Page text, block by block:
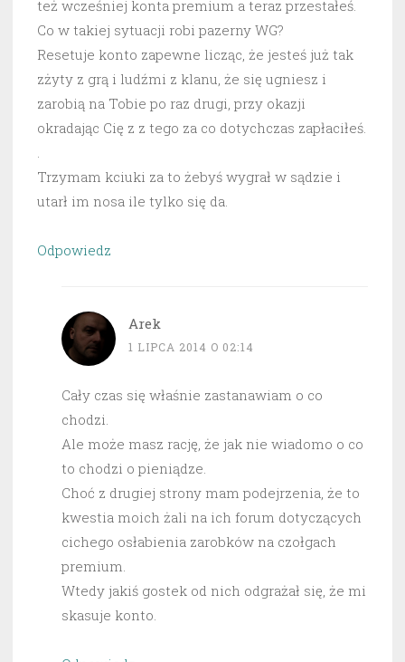
też wcześniej konta premium a teraz przestałeś.
Co w takiej sytuacji robi pazerny WG?
Resetuje konto zapewne licząc, że jesteś już tak
zżyty z grą i ludźmi z klanu, że się ugniesz i
zarobią na Tobie po raz drugi, przy okazji
okradając Cię z z tego za co dotychczas zapłaciłeś.
.
Trzymam kciuki za to żebyś wygrał w sądzie i
utarł im nosa ile tylko się da.
Odpowiedz
Arek
1 LIPCA 2014 O 02:14
Cały czas się właśnie zastanawiam o co
chodzi.
Ale może masz rację, że jak nie wiadomo o co
to chodzi o pieniądze.
Choć z drugiej strony mam podejrzenia, że to
kwestia moich żali na ich forum dotyczących
cichego osłabienia zarobków na czołgach
premium.
Wtedy jakiś gostek od nich odgrażał się, że mi
skasuje konto.